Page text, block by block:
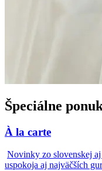
Špeciálne
À la carte
Novinky zo slovenskej
uspokoja aj najväčších